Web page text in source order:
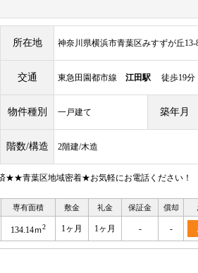
所在地 神奈川県横浜市青葉区みすずが丘13-
交通 東急田園都市線 江田駅 徒歩19分
物件種別 一戸建て 築年月
階数/構造 2階建/木造
青葉区地域密着★お気軽にお電話ください！
専有面積 敷金 礼金 保証金 償却
134.14ｍ2 1ヶ月 1ヶ月 - -